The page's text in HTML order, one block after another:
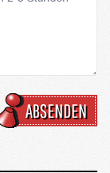
ABSENDEN